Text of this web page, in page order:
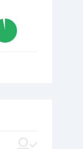
97